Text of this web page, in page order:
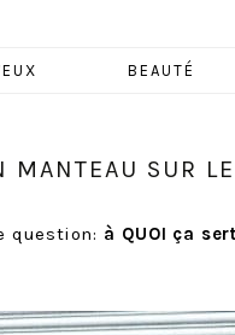
BEAUTÉ
MANTEAU SUR
question: à QUOI ça